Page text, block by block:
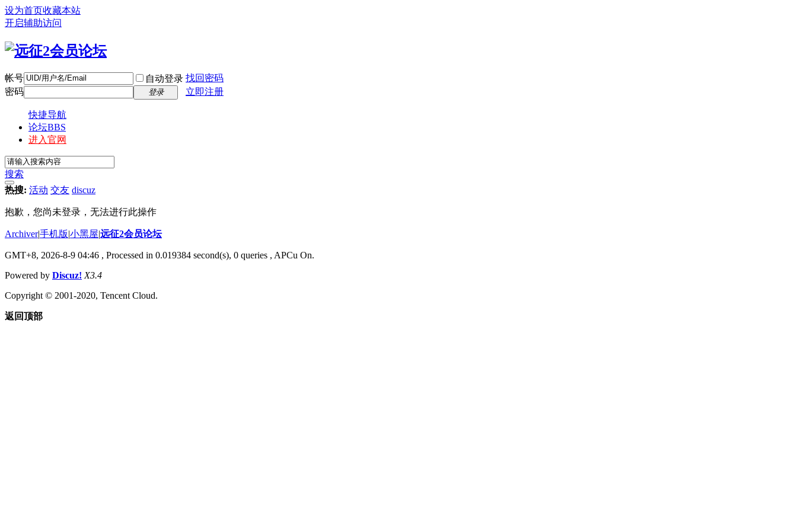
设为首页收藏本站
开启辅助访问
帐号 自动登录 找回密码
密码
登录 立即注册
快捷导航
论坛BBS
进入官网
搜索
热搜: 活动 交友 discuz
抱歉，您尚未登录，无法进行此操作
Archiver|手机版|小黑屋|远征2会员论坛
GMT+8, 2026-8-9 04:46 , Processed in 0.019384 second(s), 0 queries , APCu On.
Powered by Discuz! X3.4
Copyright © 2001-2020, Tencent Cloud.
返回顶部